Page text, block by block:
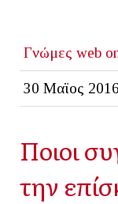
Γνώμες web
30 Μαϊος 2016
Ποιοι
την